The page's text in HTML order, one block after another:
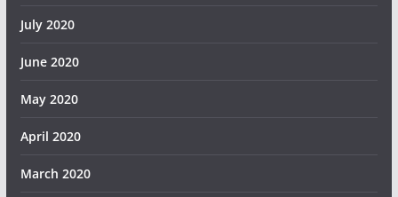
July 2020
June 2020
May 2020
April 2020
March 2020